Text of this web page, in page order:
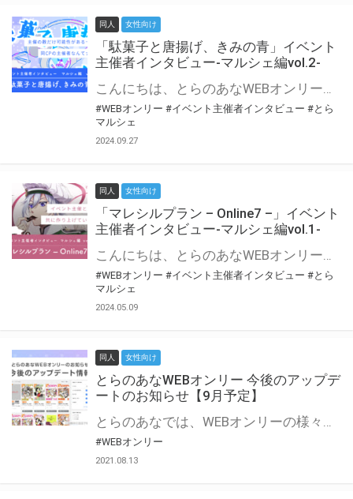
同人 女性向け
「駄菓子と唐揚げ、きみの青」イベント
主催者インタビュー-マルシェ編vol.2-
こんにちは、とらのあなWEBオンリー運営スタッフです。 新たにお届けする、イベント主催者インタビュー-マルシェ編-は、 とらのあなWEBオンリー「マルシェ」をご利用の主催様に 「マルシェ」を使ってイベントを開催した感想や心がけをお聞きする企画です。 今回は、WEBオンリー初開催「駄菓子と唐揚げ、きみの青」より、 主催のぎこ六屋様にお話を伺いました。 協力：ぎこ六屋様／イベント公式Twitter（@krkgwks） とらのあなWEBオンリー「マルシェ」とは？ WEBオンリーでリアルタイムでコミュニケーションがとれるオンライン会場です。
#WEBオンリー #イベント主催者インタビュー #とら
マルシェ
2024.09.27
同人 女性向け
「マレシルプラン – Online7 –」イベント
主催者インタビュー-マルシェ編vol.1-
こんにちは、とらのあなWEBオンリー運営スタッフです。 新たにお届けする、イベント主催者インタビュー-マルシェ編-は、 とらのあなWEBオンリー「マルシェ」をご利用した主催様に 「マルシェ」を使って開催した感想や心がけをお聞きする企画です。 今回は、WEBオンリー開催7回目迎えた「マレシルプラン – Online7 –」より、 主催の玉川うた様にお話を伺いました。 ▼マレシルプランのインタビュー前回記事 「イベント主催者インタビュー vol.6」はこちら 協力：玉川うた様（マレシルプラン実行委員会 代表）／イベント公式Twitter（@mallesil_plan） とらのあなWEBオンリー「マルシェ」とは？ WEBオンリーでリアルタイムでコミュニケーションがとれるオンライン会場です。
#WEBオンリー #イベント主催者インタビュー #とら
マルシェ
2024.05.09
同人 女性向け
とらのあなWEBオンリー 今後のアップデ
ートのお知らせ【9月予定】
とらのあなでは、WEBオンリーの様々な支援を実施しています。 今回は2021年9月に実装を予定しているアップデート情報についてご紹介いたします。 とらのあなWEBオンリーサイトはこちら
#WEBオンリー
2021.08.13